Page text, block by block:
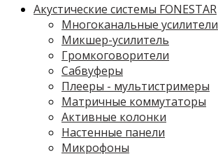
Акустические системы FONESTAR
Многоканальные усилители
Микшер-усилитель
Громкоговорители
Сабвуферы
Плееры - мультистримеры
Матричные коммутаторы
Активные колонки
Настенные панели
Микрофоны